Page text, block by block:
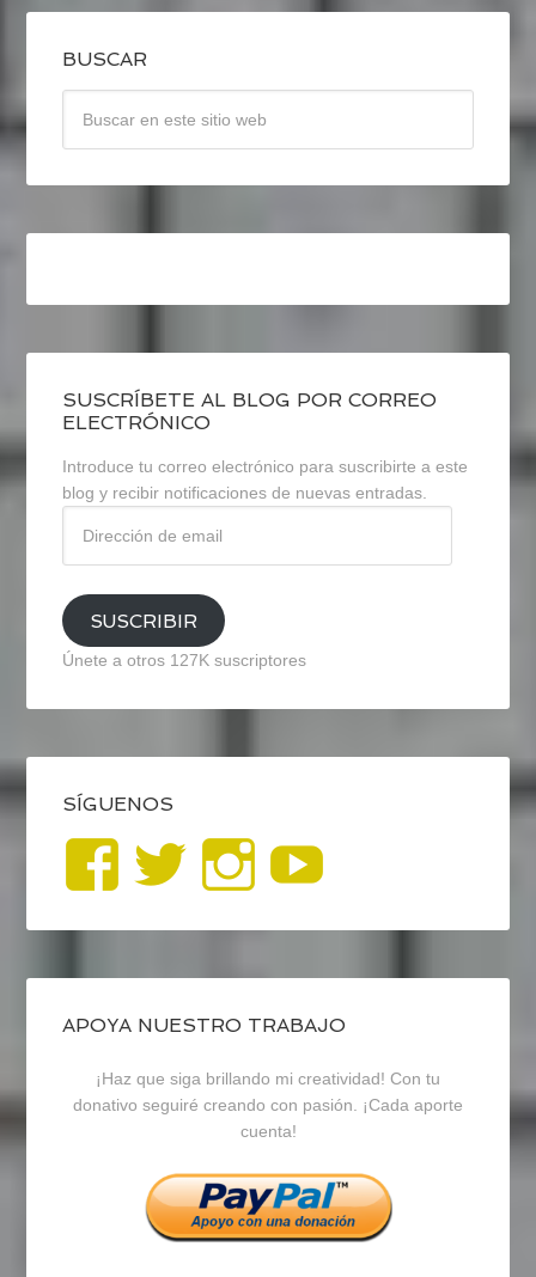
BUSCAR
SUSCRÍBETE AL BLOG POR CORREO
ELECTRÓNICO
Introduce tu correo electrónico para suscribirte a este
blog y recibir notificaciones de nuevas entradas.
email
SUSCRIBIR
Únete a otros 127K suscriptores
SÍGUENOS
Ver
perfil
de
blogrecursosep
en
Facebook
Ver
perfil
de
recursosep
en
Twitter
Ver
perfil
de
recursosep
en
Instagram
APOYA NUESTRO TRABAJO
¡Haz que siga brillando mi creatividad! Con tu
donativo seguiré creando con pasión. ¡Cada aporte
cuenta!